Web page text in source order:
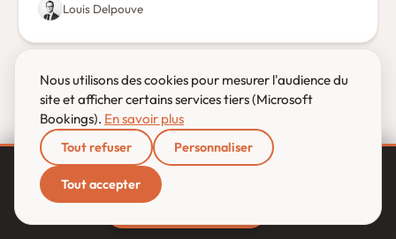
Louis Delpouve
Facturation électronique obligatoire:
1ᵉʳ septembre 2026 — êtes-vous prêt ?
Nous utilisons des cookies pour mesurer l'audience du
site et afficher certains services tiers (Microsoft
Bookings). En savoir plus
Tout refuser Personnaliser
Tout accepter